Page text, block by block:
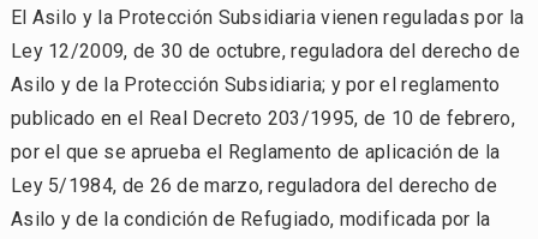
El Asilo y la Protección Subsidiaria vienen reguladas por la
Ley 12/2009, de 30 de octubre, reguladora del derecho de
Asilo y de la Protección Subsidiaria; y por el reglamento
publicado en el Real Decreto 203/1995, de 10 de febrero,
por el que se aprueba el Reglamento de aplicación de la
Ley 5/1984, de 26 de marzo, reguladora del derecho de
Asilo y de la condición de Refugiado, modificada por la